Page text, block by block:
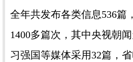
全年共发布各类信息536篇
1400多篇次，其中央视朝
习强国等媒体采用32篇，